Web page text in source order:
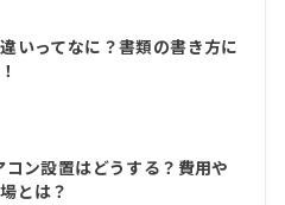
いってなに？書類の書き方に
コン設置はどうする？費用や
とは？